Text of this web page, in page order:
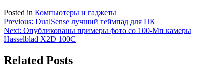
Posted in Компьютеры и гаджеты
Навигация
по
Previous: DualSense лучший геймпад для ПК
Next: Опубликованы примеры фото со 100-Мп камеры
Hasselblad X2D 100C
Related Posts